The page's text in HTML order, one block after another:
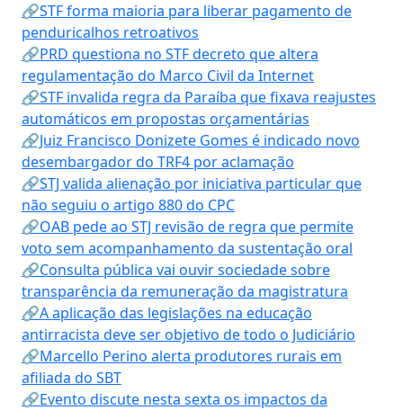
🔗STF forma maioria para liberar pagamento de
penduricalhos retroativos
🔗PRD questiona no STF decreto que altera
regulamentação do Marco Civil da Internet
🔗STF invalida regra da Paraíba que fixava reajustes
automáticos em propostas orçamentárias
🔗Juiz Francisco Donizete Gomes é indicado novo
desembargador do TRF4 por aclamação
🔗STJ valida alienação por iniciativa particular que
não seguiu o artigo 880 do CPC
🔗OAB pede ao STJ revisão de regra que permite
voto sem acompanhamento da sustentação oral
🔗Consulta pública vai ouvir sociedade sobre
transparência da remuneração da magistratura
🔗A aplicação das legislações na educação
antirracista deve ser objetivo de todo o Judiciário
🔗Marcello Perino alerta produtores rurais em
afiliada do SBT
🔗Evento discute nesta sexta os impactos da